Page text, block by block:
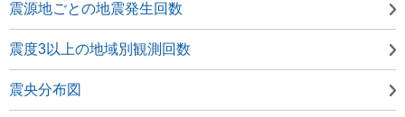
震源地ごとの地震発生回数
震度3以上の地域別観測回数
震央分布図